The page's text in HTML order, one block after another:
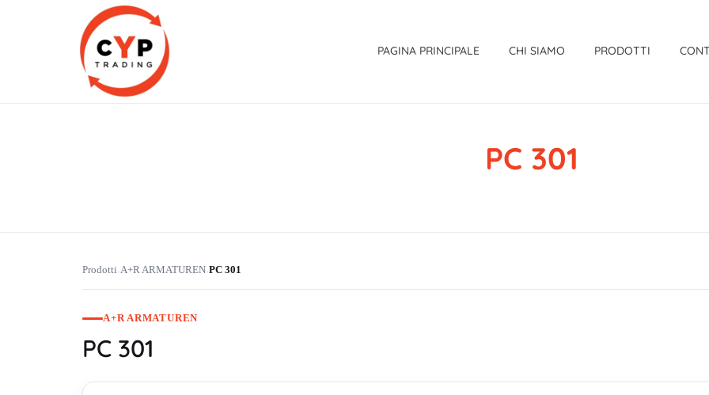
PAGINA PRINCIPALE CHI SIAMO PRODOTTI
PC 301
Prodotti›A+R ARMATUREN›PC 301
A+R ARMATUREN
PC 301